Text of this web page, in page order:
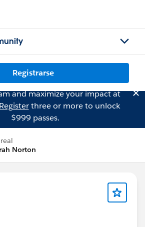
Registrarse
and maximize your impact at
Registerthree or more to unlock
$999 passes.
Norton